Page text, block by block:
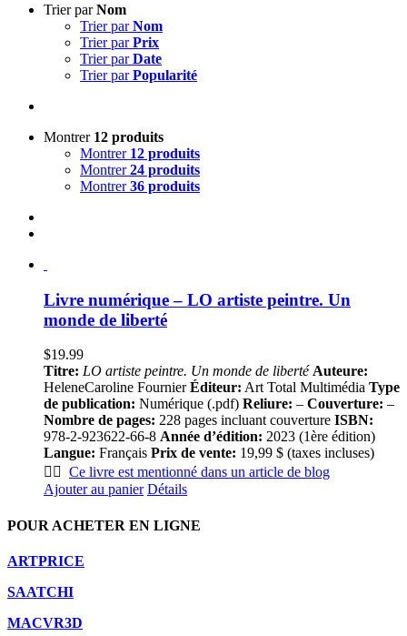
Trier parNom
Trier parNom
Trier parPrix
Trier parDate
Trier parPopularité
Montrer 12 produits
Montrer 12 produits
Montrer24 produits
Montrer36 produits
Livre numérique – LO artiste peintre. Un
monde de liberté
$19.99
Titre: LO artiste peintre. Un monde de liberté Auteure:
HeleneCaroline FournierÉditeur: Art Total Multimédia Type
de publication: Numérique (.pdf) Reliure: – Couverture: –
Nombre de pages: 228 pages incluant couverture ISBN:
978-2-923622-66-8 Année d’édition: 2023 (1ère édition)
Langue: Français Prix de vente: 19,99 $ (taxes incluses)
👍🏻 Ce livre est mentionné dans un article de blog
Ajouter au panier Détails
POUR ACHETER EN LIGNE
ARTPRICE
SAATCHI
MACVR3D